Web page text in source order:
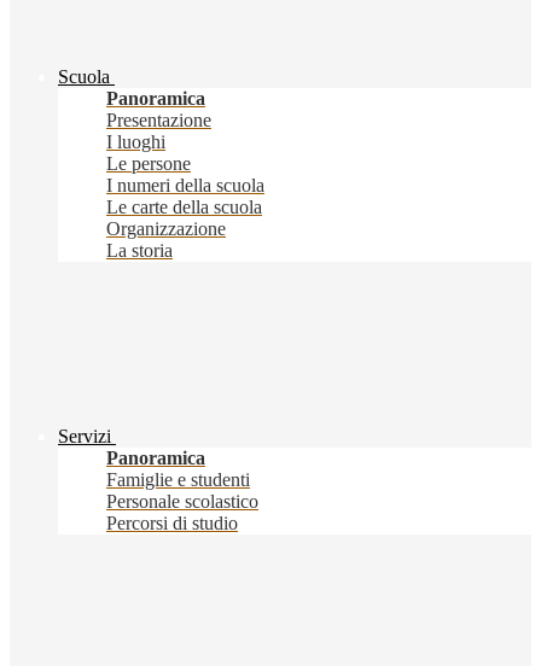
Scuola
Panoramica
Presentazione
I luoghi
Le persone
I numeri della scuola
Le carte della scuola
Organizzazione
La storia
Servizi
Panoramica
Famiglie e studenti
Personale scolastico
Percorsi di studio